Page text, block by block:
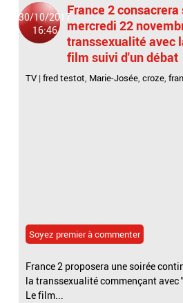
30/10/2017
16:46
France 2
mercredi 22
transsexualité avec
film suivi d'un débat
TV |fred testot, Marie-Josée,croze,
Soyez premier à commenter
France 2 proposera une soirée
la transsexualité commençant avec
Le film...